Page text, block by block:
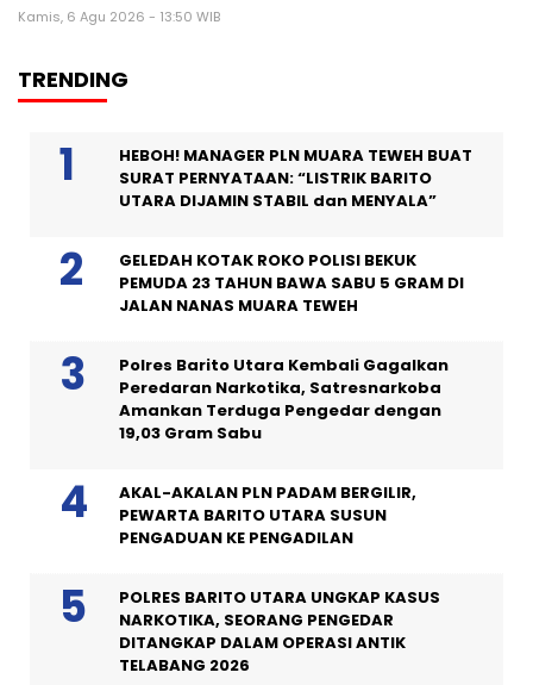
Kamis, 6 Agu 2026 - 13:50 WIB
TRENDING
HEBOH! MANAGER PLN MUARA TEWEH BUAT
SURAT PERNYATAAN: “LISTRIK BARITO
UTARA DIJAMIN STABIL dan MENYALA”
GELEDAH KOTAK ROKO POLISI BEKUK
PEMUDA 23 TAHUN BAWA SABU 5 GRAM DI
JALAN NANAS MUARA TEWEH
Polres Barito Utara Kembali Gagalkan
Peredaran Narkotika, Satresnarkoba
Amankan Terduga Pengedar dengan
19,03 Gram Sabu
AKAL-AKALAN PLN PADAM BERGILIR,
PEWARTA BARITO UTARA SUSUN
PENGADUAN KE PENGADILAN
POLRES BARITO UTARA UNGKAP KASUS
NARKOTIKA, SEORANG PENGEDAR
DITANGKAP DALAM OPERASI ANTIK
TELABANG 2026